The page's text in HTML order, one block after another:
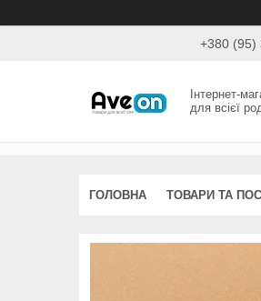
+380 (95)
Інтернет-
для всієї
ГОЛОВНА ТОВАРИ ТА